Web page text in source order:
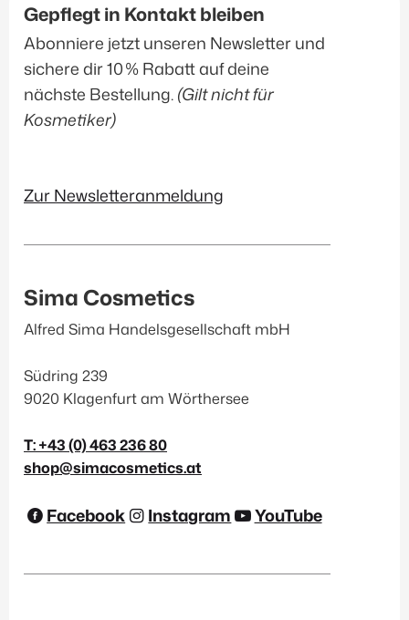
Gepflegt in Kontakt bleiben
Abonniere jetzt unseren Newsletter und
sichere dir 10 % Rabatt auf deine
nächste Bestellung.(Gilt nicht für
Kosmetiker)
Zur Newsletteranmeldung
Sima Cosmetics
Alfred Sima Handelsgesellschaft mbH
Südring 239
9020 Klagenfurt am Wörthersee
T: +43 (0) 463 236 80
shop@simacosmetics.at
Facebook Instagram YouTube